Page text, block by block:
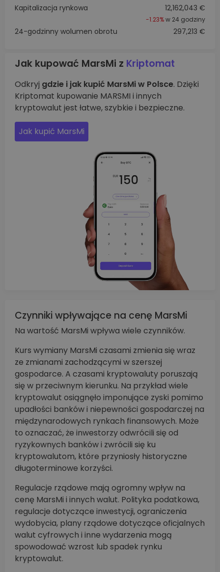
Kapitalizacja rynkowa
12,162,043 €
-1.23%w 24 godziny
24-godzinny wolumen obrotu 297,213 €
Jak kupować MarsMi z Kriptomat
Odkryj gdzie i jak kupić MarsMi w Polsce. Dzięki
Kriptomat kupowanie MARSMI i innych
kryptowalut jest łatwe, szybkie i bezpieczne.
Jak kupić MarsMi
Czynniki wpływające na cenę MarsMi
Na wartość MarsMi wpływa wiele czynników.
Kurs wymiany MarsMi czasami zmienia się wraz
ze zmianami zachodzącymi w szerszej
gospodarce. A czasami kryptowaluty poruszają
się w przeciwnym kierunku. Na przykład wiele
kryptowalut osiągnęło imponujące zyski pomimo
upadłości banków i niepewności gospodarczej na
międzynarodowych rynkach finansowych. Może
to oznaczać, że inwestorzy odwrócili się od
ryzykownych banków i zwrócili się ku
kryptowalutom, które przyniosły historyczne
długoterminowe korzyści.
Regulacje rządowe mają ogromny wpływ na
cenę MarsMi i innych walut. Polityka podatkowa,
regulacje dotyczące inwestycji, ograniczenia
wydobycia, plany rządowe dotyczące oficjalnych
walut cyfrowych i inne wydarzenia mogą
spowodować wzrost lub spadek rynku
kryptowalut.